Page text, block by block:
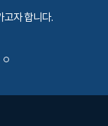
고자 합니다.